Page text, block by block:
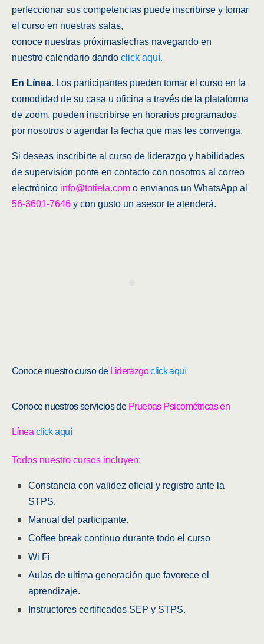
perfeccionar sus competencias puede inscribirse y tomar
el curso en nuestras salas,
conoce nuestras próximasfechas navegando en
nuestro calendario dando click aquí.
En Línea. Los participantes pueden tomar el curso en la
comodidad de su casa u oficina a través de la plataforma
de zoom, pueden inscribirse en horarios programados
por nosotros o agendar la fecha que mas les convenga.
Si deseas inscribirte al curso de liderazgo y habilidades
de supervisión ponte en contacto con nosotros al correo
electrónico info@totiela.com o envíanos un WhatsApp al
56-3601-7646 y con gusto un asesor te atenderá.
Conoce nuestro curso de Liderazgoclick aquí
Conoce nuestros servicios de Pruebas Psicométricas en
Línea click aquí
Todos nuestro cursos incluyen:
Constancia con validez oficial y registro ante la
STPS.
Manual del participante.
Coffee break continuo durante todo el curso
Wi Fi
Aulas de ultima generación que favorece el
aprendizaje.
Instructores certificados SEP y STPS.